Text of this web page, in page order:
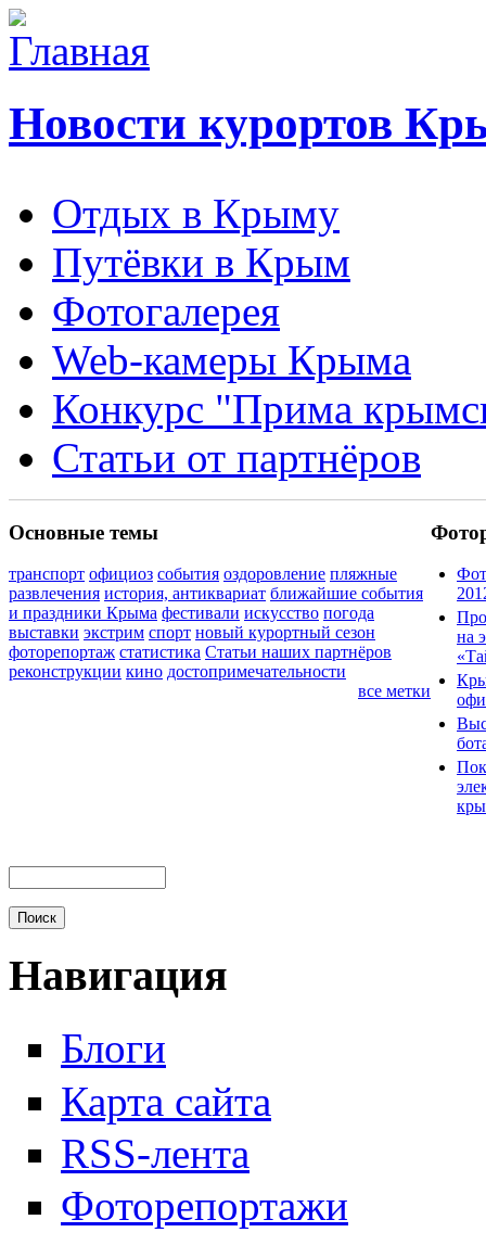
Новости курортов
Отдых в Крыму
Путёвки в Крым
Фотогалерея
Web-камеры Крыма
Конкурс "Прима
Статьи от партнёров
Основные темы
транспорт официоз события оздоровление пляжные
развлечения история, антиквариат ближайшие события
и праздники Крыма фестивали искусство погода
выставки экстрим спорт новый курортный сезон
фоторепортаж статистика Статьи наших партнёров
реконструкции кино достопримечательности
все метки
на
Навигация
Блоги
Карта сайта
RSS-лента
Фоторепортажи